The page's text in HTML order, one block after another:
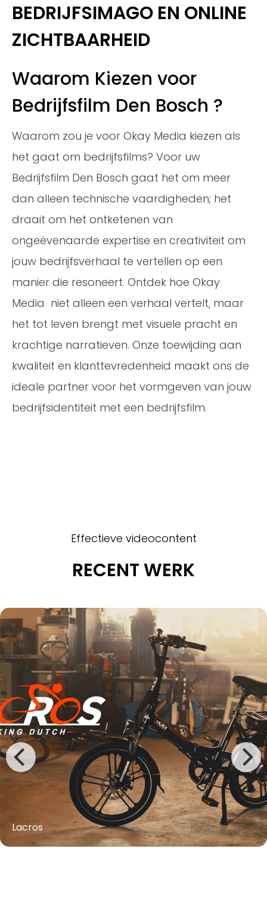
BEDRIJFSIMAGO EN ONLINE
ZICHTBAARHEID
Waarom Kiezen voor
Bedrijfsfilm Den Bosch ?
Waarom zou je voor Okay Media kiezen als
het gaat om bedrijfsfilms? Voor uw
Bedrijfsfilm Den Bosch gaat het om meer
dan alleen technische vaardigheden; het
draait om het ontketenen van
ongeëvenaarde expertise en creativiteit om
jouw bedrijfsverhaal te vertellen op een
manier die resoneert. Ontdek hoe Okay
Media niet alleen een verhaal vertelt, maar
het tot leven brengt met visuele pracht en
krachtige narratieven. Onze toewijding aan
kwaliteit en klanttevredenheid maakt ons de
ideale partner voor het vormgeven van jouw
bedrijfsidentiteit met een bedrijfsfilm.
Effectieve videocontent
RECENT WERK
Lacros